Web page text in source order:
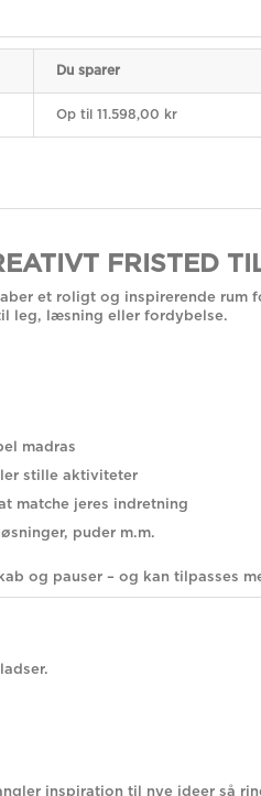
Du sparer
Op til 11.598,00 kr
FRISTED
et roligt og inspirerende
leg, læsning eller fordybelse.
madras
stille aktiviteter
matche jeres indretning
puder m.m.
og pauser – og kan tilpasses
inspiration til nye ideer så